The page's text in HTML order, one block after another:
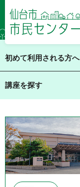
仙台市 市民センタ
ー
初めて利用される方へ
講座を探す